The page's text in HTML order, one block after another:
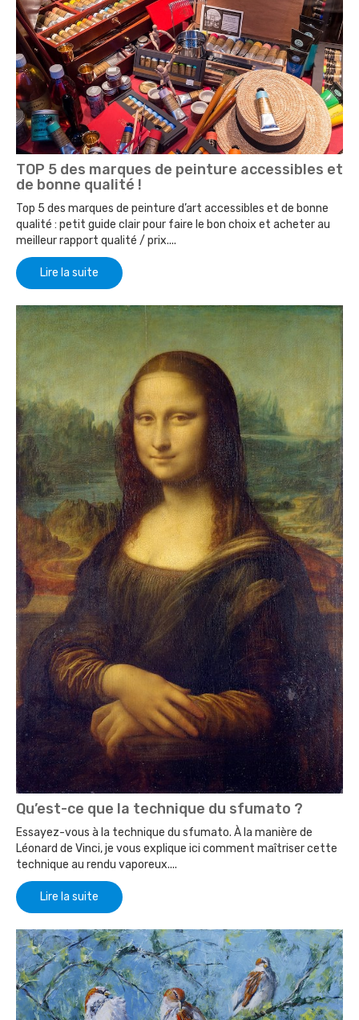
TOP 5 des marques de peinture accessibles et
de bonne qualité !
Top 5 des marques de peinture d’art accessibles et de bonne
qualité : petit guide clair pour faire le bon choix et acheter au
meilleur rapport qualité / prix....
Lire la suite
Qu’est-ce que la technique du sfumato ?
Essayez-vous à la technique du sfumato. À la manière de
Léonard de Vinci, je vous explique ici comment maîtriser cette
technique au rendu vaporeux....
Lire la suite